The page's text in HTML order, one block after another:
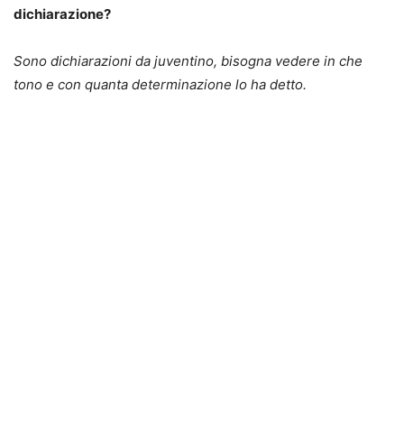
dichiarazione?
Sono dichiarazioni da juventino, bisogna vedere in che
tono e con quanta determinazione lo ha detto.